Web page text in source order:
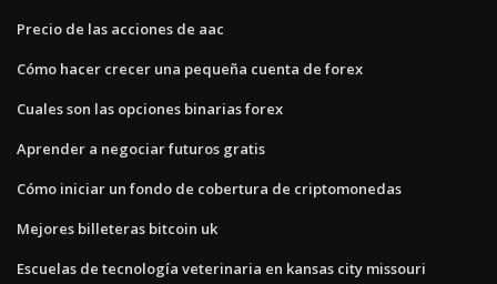
Precio de las acciones de aac
Cómo hacer crecer una pequeña cuenta de forex
Cuales son las opciones binarias forex
Aprender a negociar futuros gratis
Cómo iniciar un fondo de cobertura de criptomonedas
Mejores billeteras bitcoin uk
Escuelas de tecnología veterinaria en kansas city missouri